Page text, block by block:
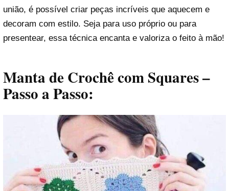
união, é possível criar peças incríveis que aquecem e
decoram com estilo. Seja para uso próprio ou para
presentear, essa técnica encanta e valoriza o feito à mão!
Manta de Crochê com Squares –
Passo a Passo: